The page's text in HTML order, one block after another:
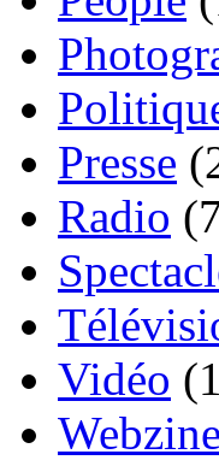
Presse
Radio
Vidéo
Webzine